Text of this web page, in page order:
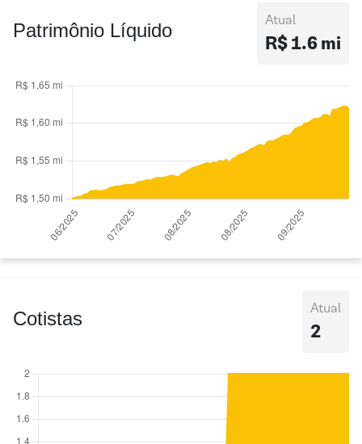
Patrimônio Líquido Atual
R$ 1.6 mi
Cotistas Atual
2